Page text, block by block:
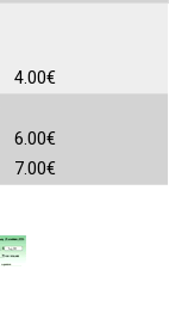
4.00€
6.00€
7.00€